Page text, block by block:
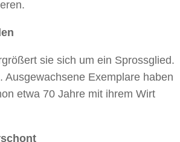
sie sich um ein Sprossglied.
Exemplare haben
etwa 70 Jahre mit ihrem Wirt